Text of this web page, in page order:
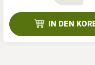
IN DEN